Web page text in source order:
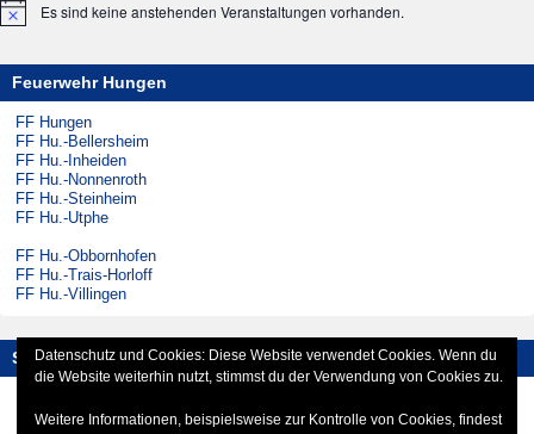
HinweisEs sind keine anstehenden Veranstaltungen vorhanden.
Feuerwehr Hungen
FF Hungen
FF Hu.-Bellersheim
FF Hu.-Inheiden
FF Hu.-Nonnenroth
FF Hu.-Steinheim
FF Hu.-Utphe
FF Hu.-Obbornhofen
FF Hu.-Trais-Horloff
FF Hu.-Villingen
Social-Media
Facebook
Datenschutz und Cookies: Diese Website verwendet Cookies. Wenn du
die Website weiterhin nutzt, stimmst du der Verwendung von Cookies zu.
Weitere Informationen, beispielsweise zur Kontrolle von Cookies, findest